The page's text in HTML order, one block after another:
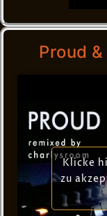
Proud
Klicke
zu